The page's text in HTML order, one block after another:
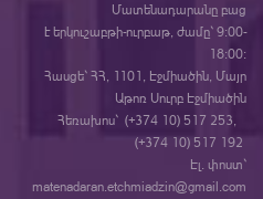
Մատենադարանը բաց
է երկուշաբթի-ուրբաթ, ժամը` 9:00-
18:00:
Հասցե` ՀՀ, 1101, Էջմիածին, Մայր
Աթոռ Սուրբ Էջմիածին
Հեռախոս` (+374 10) 517 253,
(+374 10) 517 192
Էլ. փոստ`
matenadaran.etchmiadzin@gmail.com